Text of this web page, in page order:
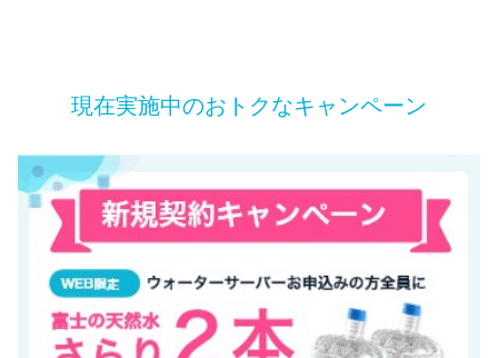
現在実施中のおトクなキャンペーン